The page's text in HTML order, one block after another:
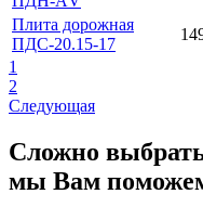
Плита дорожная
ПДС-20.15-17
1
2
Следующая
Сложно
мы Вам